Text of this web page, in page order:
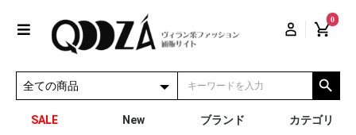
0
SALE New ブランド カテゴリ